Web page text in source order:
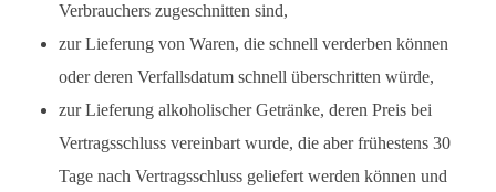
Verbrauchers zugeschnitten sind,
zur Lieferung von Waren, die schnell verderben können
oder deren Verfallsdatum schnell überschritten würde,
zur Lieferung alkoholischer Getränke, deren Preis bei
Vertragsschluss vereinbart wurde, die aber frühestens 30
Tage nach Vertragsschluss geliefert werden können und